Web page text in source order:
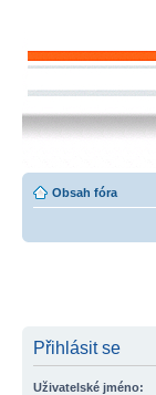
Obsah fóra
Přihlásit se
Uživatelské jméno: